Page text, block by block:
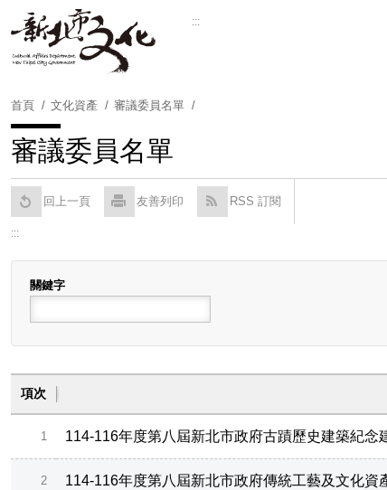
:::
首頁 文化資產 審議委員名單
審議委員名單
回上一頁 友善列印 RSS 訂閱
:::
關鍵字
項次
1 114-116年度第八屆新北市政府古蹟歷史建築紀
2 114-116年度第八屆新北市政府傳統工藝及文化資